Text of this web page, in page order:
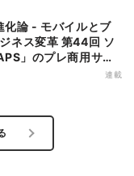
ネス変革 第44回 ソ
」のプレ商用サー
格的な商用展開のめ
連載